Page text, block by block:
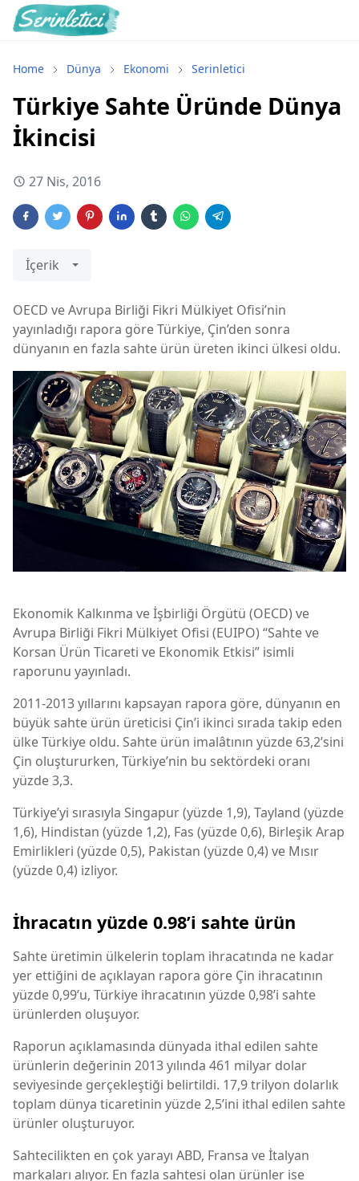
Home Dünya Ekonomi Serinletici
Türkiye Sahte Üründe Dünya
İkincisi
27 Nis, 2016
İçerik
OECD ve Avrupa Birliği Fikri Mülkiyet Ofisi’nin
yayınladığı rapora göre Türkiye, Çin’den sonra
dünyanın en fazla sahte ürün üreten ikinci ülkesi oldu.
Ekonomik Kalkınma ve İşbirliği Örgütü (OECD) ve
Avrupa Birliği Fikri Mülkiyet Ofisi (EUIPO) “Sahte ve
Korsan Ürün Ticareti ve Ekonomik Etkisi” isimli
raporunu yayınladı.
2011-2013 yıllarını kapsayan rapora göre, dünyanın en
büyük sahte ürün üreticisi Çin’i ikinci sırada takip eden
ülke Türkiye oldu. Sahte ürün imalâtının yüzde 63,2’sini
Çin oluştururken, Türkiye’nin bu sektördeki oranı
yüzde 3,3.
Türkiye’yi sırasıyla Singapur (yüzde 1,9), Tayland (yüzde
1,6), Hindistan (yüzde 1,2), Fas (yüzde 0,6), Birleşik Arap
Emirlikleri (yüzde 0,5), Pakistan (yüzde 0,4) ve Mısır
(yüzde 0,4) izliyor.
İhracatın yüzde 0.98’i sahte ürün
Sahte üretimin ülkelerin toplam ihracatında ne kadar
yer ettiğini de açıklayan rapora göre Çin ihracatının
yüzde 0,99’u, Türkiye ihracatının yüzde 0,98’i sahte
ürünlerden oluşuyor.
Raporun açıklamasında dünyada ithal edilen sahte
ürünlerin değerinin 2013 yılında 461 milyar dolar
seviyesinde gerçekleştiği belirtildi. 17,9 trilyon dolarlık
toplam dünya ticaretinin yüzde 2,5’ini ithal edilen sahte
ürünler oluşturuyor.
Sahtecilikten en çok yarayı ABD, Fransa ve İtalyan
markaları alıyor. En fazla sahtesi olan ürünler ise